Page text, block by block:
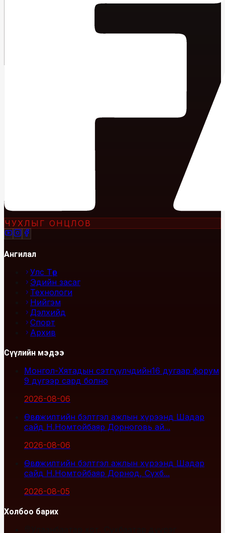
ЧУХЛЫГ ОНЦЛОВ
Ангилал
Улс Төр
Эдийн засаг
Технологи
Нийгэм
Дэлхийд
Спорт
Архив
Сүүлийн мэдээ
Монгол-Хятадын сэтгүүлчдийн16 дугаар форум
9 дүгээр сард болно
2026-08-06
Өвөлжилтийн бэлтгэл ажлын хүрээнд Шадар
сайд Н.Номтойбаяр Дорноговь ай...
2026-08-06
Өвөлжилтийн бэлтгэл ажлын хүрээнд Шадар
сайд Н.Номтойбаяр Дорнод, Сүхб...
2026-08-05
Холбоо барих